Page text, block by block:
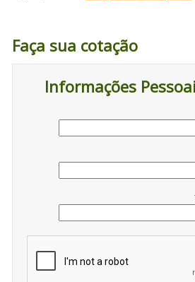
Faça sua cotação
Informações